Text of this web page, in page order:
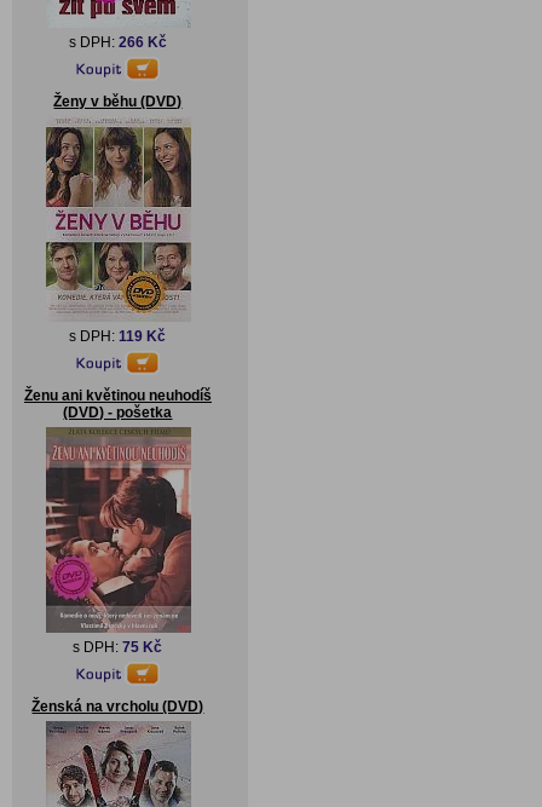
s DPH: 266 Kč
Ženy v běhu (DVD)
s DPH:119 Kč
Ženu ani květinou neuhodíš
(DVD) - pošetka
s DPH:75 Kč
Ženská na vrcholu (DVD)